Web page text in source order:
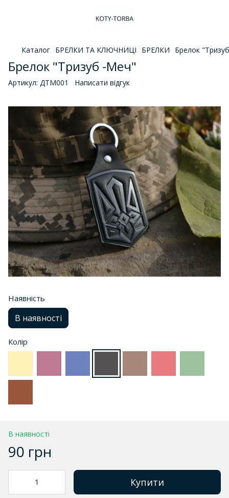
Каталог БРЕЛКИ ТА КЛЮЧНИЦІ БРЕЛКИ Брелок
Брелок "Тризуб -Меч"
Артикул: ДТМ001 Написати відгук
Наявність
В наявності
Колір
В наявності
90 грн
Купити